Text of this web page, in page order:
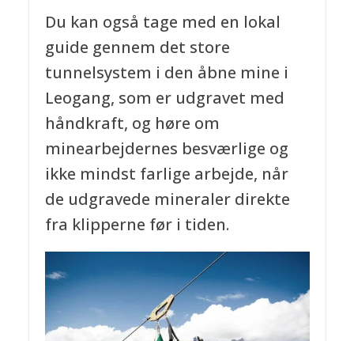
Du kan også tage med en lokal
guide gennem det store
tunnelsystem i den åbne mine i
Leogang, som er udgravet med
håndkraft, og høre om
minearbejdernes besværlige og
ikke mindst farlige arbejde, når
de udgravede mineraler direkte
fra klipperne før i tiden.